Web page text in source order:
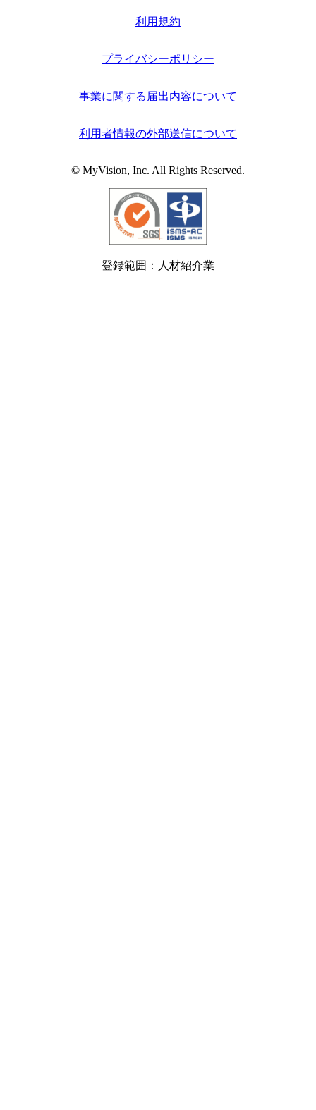
利用規約
プライバシーポリシー
事業に関する届出内容について
利用者情報の外部送信について
© MyVision, Inc. All Rights Reserved.
登録範囲：人材紹介業